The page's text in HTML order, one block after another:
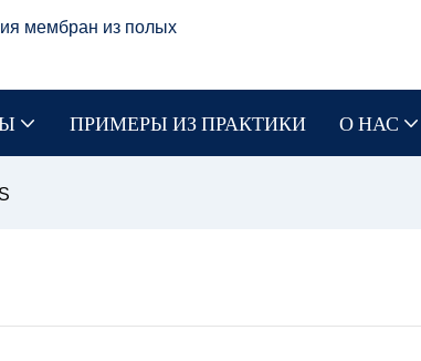
мембран из полых
ПРИМЕРЫ ИЗ ПРАКТИКИ О НАС